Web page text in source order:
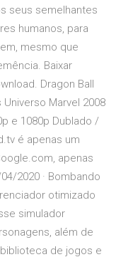
seus semelhantes
humanos, para
mesmo que
Baixar
Dragon Ball
Marvel 2008
e 1080p Dublado /
é apenas um
apenas
2020 · Bombando
otimizado
simulador
além de
de jogos e